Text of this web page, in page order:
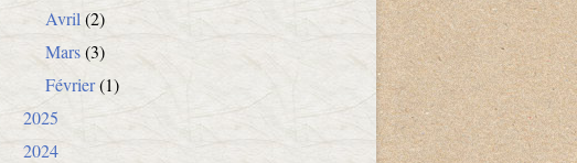
Avril (2)
Mars(3)
Février(1)
2025
2024